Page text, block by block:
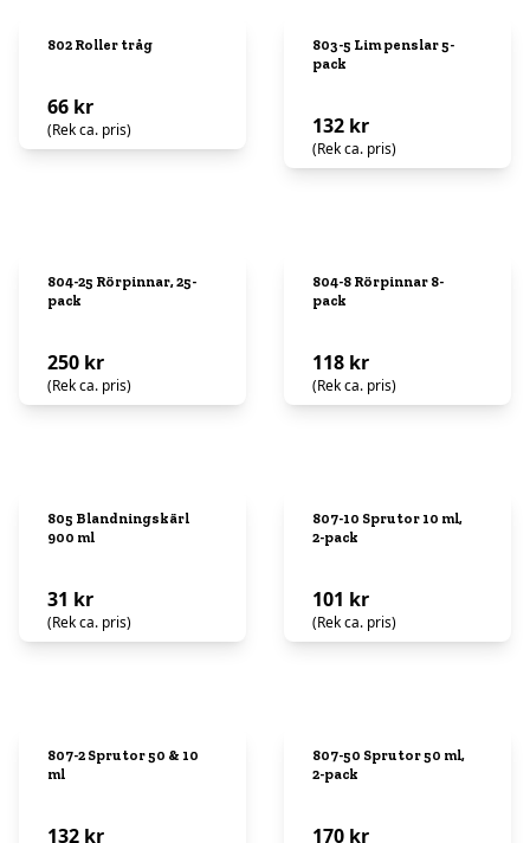
802 Roller tråg
66 kr
(Rek ca. pris)
803-5 Lim penslar 5-
pack
132 kr
(Rek ca. pris)
804-25 Rörpinnar, 25-
pack
250 kr
(Rek ca. pris)
804-8 Rörpinnar 8-
pack
118 kr
(Rek ca. pris)
805 Blandningskärl
900 ml
31 kr
(Rek ca. pris)
807-10 Sprutor 10 ml,
2-pack
101 kr
(Rek ca. pris)
807-2 Sprutor 50 & 10
ml
132 kr
807-50 Sprutor 50 ml,
2-pack
170 kr